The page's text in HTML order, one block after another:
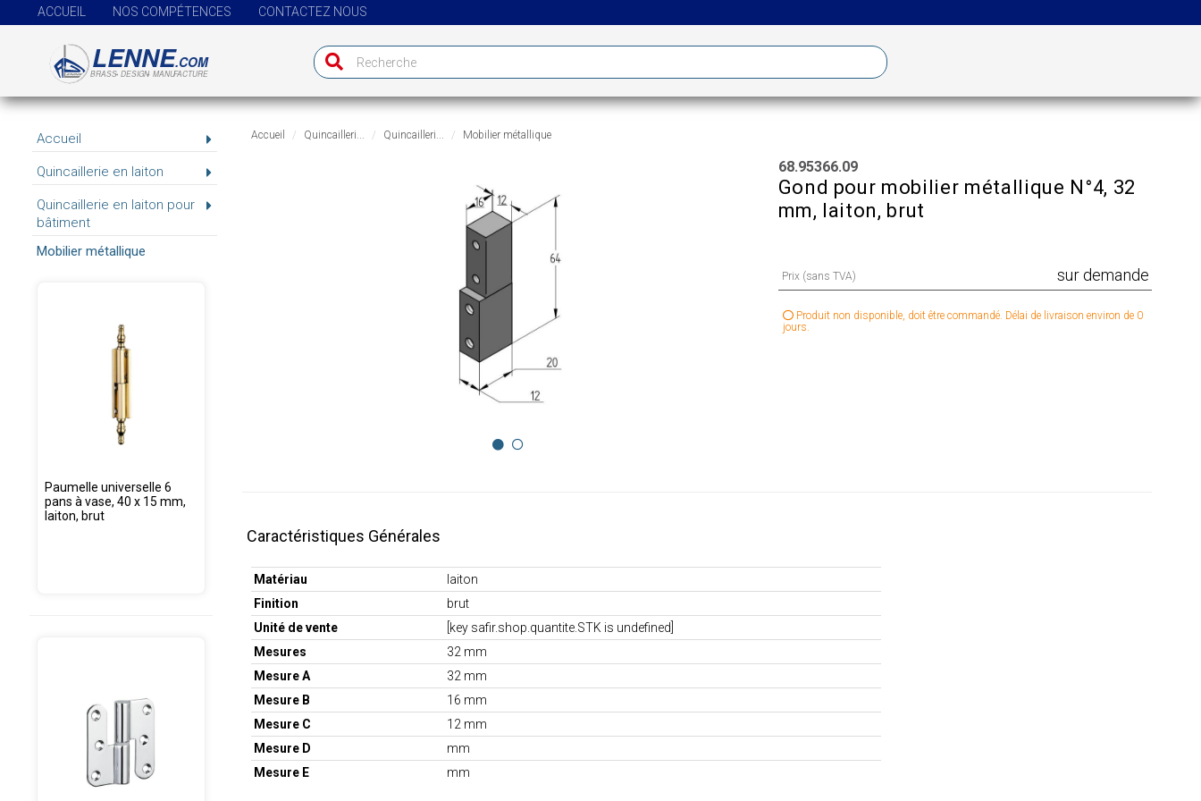
ACCUEIL NOS COMPÉTENCES CONTACTEZ NOUS
Accueil
Quincaillerie en laiton
Quincaillerie en laiton pour
bâtiment
Mobilier métallique
Paumelle universelle 6
pans à vase, 40 x 15 mm,
laiton, brut
Accueil Quincailleri... Quincailleri... Mobilier métallique
68.95366.09
Gond pour mobilier métallique N°4, 32
mm, laiton, brut
Prix (sans TVA) sur demande
Produit non disponible, doit être commandé. Délai de livraison environ de 0
jours.
Caractéristiques Générales
Matériau
laiton
Finition
brut
Unité de vente
[key safir.shop.quantite.STK is undefined]
Mesures
32 mm
Mesure A
32 mm
Mesure B
16 mm
Mesure C
12 mm
Mesure D
mm
Mesure E
mm